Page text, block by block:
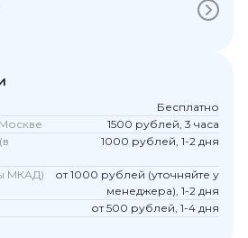
Бесплатно
1500 рублей, 3 часа
1000 рублей, 1-2 дня
МКАД)
от 1000 рублей (уточняйте у
менеджера), 1-2 дня
от 500 рублей, 1-4 дня